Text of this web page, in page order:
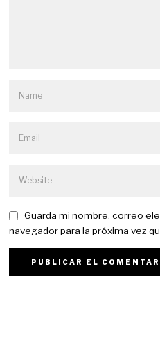
Guarda mi nombre, correo
navegador para la próxima vez